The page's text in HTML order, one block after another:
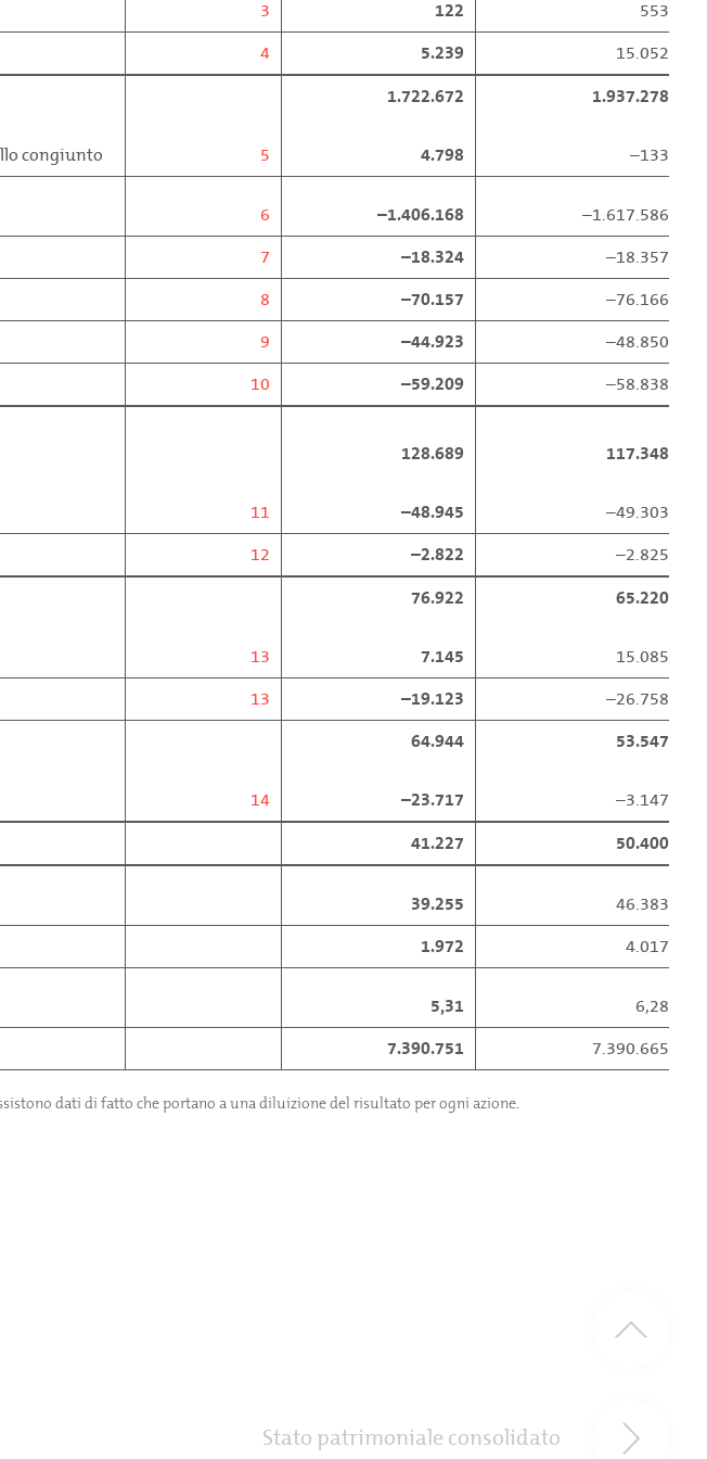
3 122
553
4 5.239
15.052
1.722.672 1.937.278
congiunto 5 4.798 –133
6 –1.406.168
–1.617.586
7 –18.324
–18.357
8 –70.157
–76.166
9 –44.923
–48.850
10 –59.209
–58.838
128.689 117.348
11 –48.945
–49.303
12 –2.822
–2.825
76.922 65.220
13 7.145
15.085
13 –19.123
–26.758
64.944 53.547
14 –23.717
–3.147
41.227 50.400
39.255
46.383
1.972 4.017
5,31
6,28
7.390.751 7.390.665
dati di fatto che portano a una diluizione del risultato per ogni azione.
Stato patrimoniale consolidato